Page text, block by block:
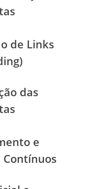
de Links
das
e
Contínuos